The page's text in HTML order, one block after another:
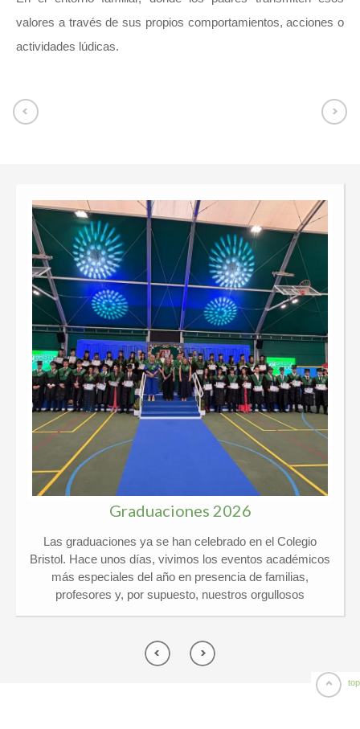
valores a través de sus propios comportamientos, acciones o
actividades lúdicas.
Graduaciones 2026
Las graduaciones ya se han celebrado en el Colegio
Bristol. Hace unos días, vivimos los eventos académicos
más especiales del año en presencia de familias,
profesores y, por supuesto, nuestros orgullosos
emocionante en el Colegio Privado Bristol, ¡y por partida
doble! Celebramos juntos las graduaciones de
montón de familias y profesores. ¡El ambiente no pudo
top